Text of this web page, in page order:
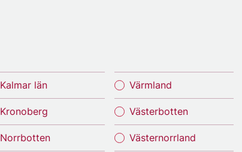
Kalmar län
Kronoberg
Norrbotten
Värmland
Västerbotten
Västernorrland